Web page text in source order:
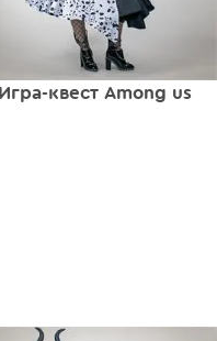
Игра-квест Among us